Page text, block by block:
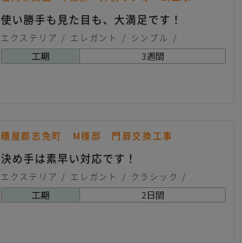
使い勝手も見た目も、大満足です！
エクステリア エレガント
シンプル
ナチュラル
工期 3週間
糟屋郡志免町 M様邸 門扉交換工事
決め手は素早い対応です！
エクステリア エレガント
クラシック
ヨーロピアン
工期 2日間